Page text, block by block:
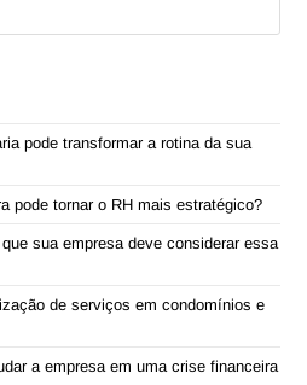
pode transformar a rotina da sua
pode tornar o RH mais estratégico?
sua empresa deve considerar essa
de serviços em condomínios e
a empresa em uma crise financeira